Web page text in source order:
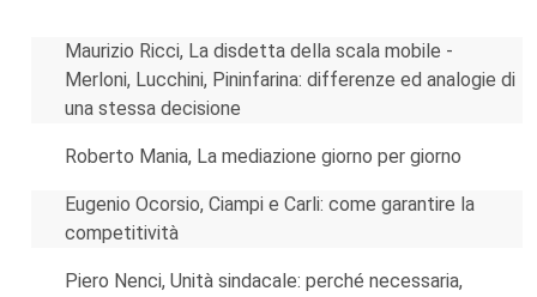
Maurizio Ricci, La disdetta della scala mobile -
Merloni, Lucchini, Pininfarina: differenze ed analogie di
una stessa decisione
Roberto Mania, La mediazione giorno per giorno
Eugenio Ocorsio, Ciampi e Carli: come garantire la
competitività
Piero Nenci, Unità sindacale: perché necessaria,